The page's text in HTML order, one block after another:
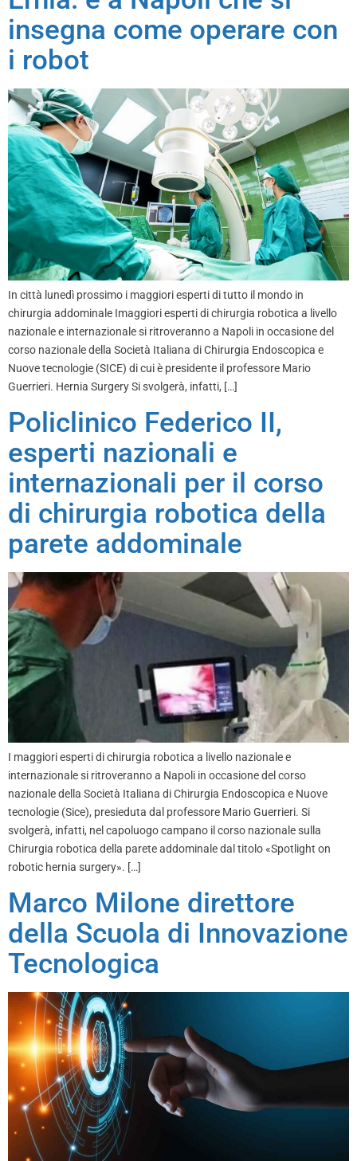
insegna come operare con
i robot
In città lunedì prossimo i maggiori esperti di tutto il mondo in
chirurgia addominale Imaggiori esperti di chirurgia robotica a livello
nazionale e internazionale si ritroveranno a Napoli in occasione del
corso nazionale della Società Italiana di Chirurgia Endoscopica e
Nuove tecnologie (SICE) di cui è presidente il professore Mario
Guerrieri. Hernia Surgery Si svolgerà, infatti, […]
Policlinico Federico II,
esperti nazionali e
internazionali per il corso
di chirurgia robotica della
parete addominale
I maggiori esperti di chirurgia robotica a livello nazionale e
internazionale si ritroveranno a Napoli in occasione del corso
nazionale della Società Italiana di Chirurgia Endoscopica e Nuove
tecnologie (Sice), presieduta dal professore Mario Guerrieri. Si
svolgerà, infatti, nel capoluogo campano il corso nazionale sulla
Chirurgia robotica della parete addominale dal titolo «Spotlight on
robotic hernia surgery». […]
Marco Milone direttore
della Scuola di Innovazione
Tecnologica